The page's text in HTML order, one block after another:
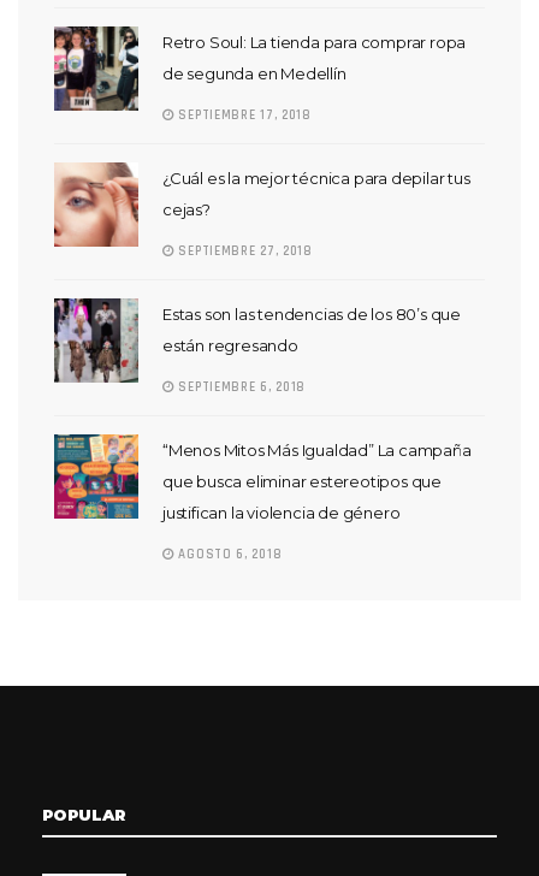
Retro Soul: La tienda para comprar ropa
de segunda en Medellín
SEPTIEMBRE 17, 2018
¿Cuál es la mejor técnica para depilar tus
cejas?
SEPTIEMBRE 27, 2018
Estas son las tendencias de los 80’s que
están regresando
SEPTIEMBRE 6, 2018
“Menos Mitos Más Igualdad” La campaña
que busca eliminar estereotipos que
justifican la violencia de género
AGOSTO 6, 2018
POPULAR